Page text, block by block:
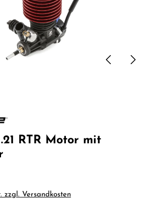
RTR Motor mit
zzgl. Versandkosten